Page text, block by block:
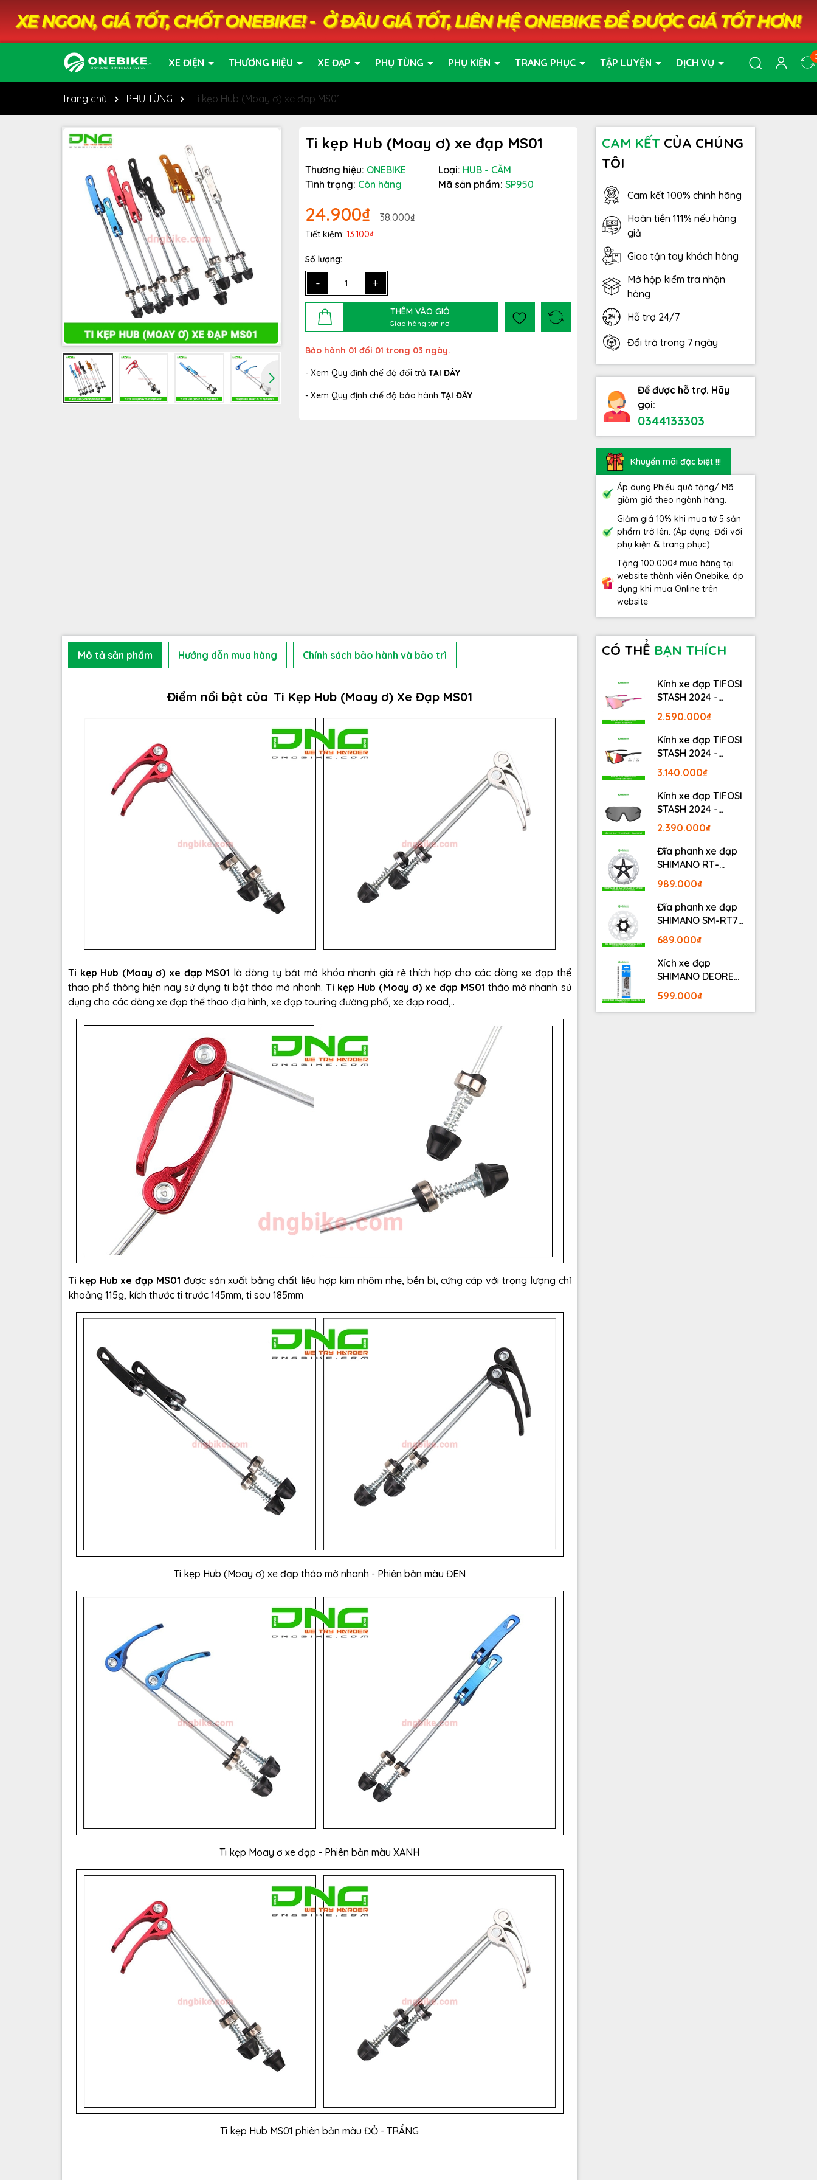
XE ĐIỆN THƯƠNG HIỆU XE ĐẠP PHỤ TÙNG PHỤ KIỆN TRANG PHỤC TẬP LUYỆN DỊCH VỤ
Trang chủ PHỤ TÙNG Ti kẹp Hub (Moay ơ) xe đạp MS01
Ti kẹp Hub (Moay ơ) xe đạp MS01
Thương hiệu: ONEBIKE Loại: HUB - CĂM
Tình trạng: Còn hàng Mã sản phẩm: SP950
24.900₫ 38.000₫
Tiết kiệm: 13.100₫
Số lượng:
- +
THÊM VÀO GIỎ
Giao hàng tận nơi
Bảo hành 01 đổi 01 trong 03 ngày.
- Xem Quy định chế độ đổi trả TẠI ĐÂY
- Xem Quy định chế độ bảo hành TẠI ĐÂY
CAM KẾTCỦA CHÚNG
TÔI
Cam kết 100% chính hãng
Hoàn tiền 111% nếu hàng
giả
Giao tận tay khách hàng
Mở hộp kiểm tra nhận
hàng
Hỗ trợ 24/7
Đổi trả trong 7 ngày
Để được hỗ trợ. Hãy
gọi:
0344133303
Khuyến mãi đặc biệt !!!
Áp dụng Phiếu quà tặng/ Mã
giảm giá theo ngành hàng.
Giảm giá 10% khi mua từ 5 sản
phẩm trở lên. (Áp dụng: Đối với
phụ kiện & trang phục)
Tặng 100.000₫ mua hàng tại
website thành viên Onebike, áp
dụng khi mua Online trên
website
Mô tả sản phẩm Hướng dẫn mua hàng Chính sách bảo hành và bảo trì
Điểm nổi bật của Ti Kẹp Hub (Moay ơ) Xe Đạp MS01
Ti kẹp Hub (Moay ơ) xe đạp MS01 là dòng ty bật mở khóa nhanh giá rẻ thích hợp cho các dòng xe đạp thể
thao phổ thông hiện nay sử dụng ti bật tháo mở nhanh. Ti kẹp Hub (Moay ơ) xe đạp MS01 tháo mở nhanh sử
dụng cho các dòng xe đạp thể thao địa hình, xe đạp touring đường phố, xe đạp road,..
Ti kẹp Hub xe đạp MS01 được sản xuất bằng chất liệu hợp kim nhôm nhẹ, bền bỉ, cứng cáp với trọng lượng chỉ
khoảng 115g, kích thước ti trước 145mm, ti sau 185mm
Ti kẹp Hub (Moay ơ) xe đạp tháo mở nhanh - Phiên bản màu ĐEN
Ti kẹp Moay ơ xe đạp - Phiên bản màu XANH
Ti kẹp Hub MS01 phiên bản màu ĐỎ - TRẮNG
CÓ THỂ BẠN THÍCH
Kính xe đạp TIFOSI
STASH 2024 -
STASH, RACE PINK
2.590.000₫
Kính xe đạp TIFOSI
STASH 2024 -
MATTE GUNMETAL
3.140.000₫
Kính xe đạp TIFOSI
STASH 2024 -
BLACKOUT
2.390.000₫
Đĩa phanh xe đạp
SHIMANO RT-
MT800 Center lock
Fullbox
989.000₫
Đĩa phanh xe đạp
SHIMANO SM-RT70
Center lock Fullbox
689.000₫
Xích xe đạp
SHIMANO DEORE
M6100 12S 126L
Fullbox
599.000₫